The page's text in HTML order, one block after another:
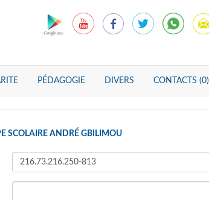
PÉDAGOGIE DIVERS CONTACTS (0)
SCOLAIRE ANDRÉ GBILIMOU